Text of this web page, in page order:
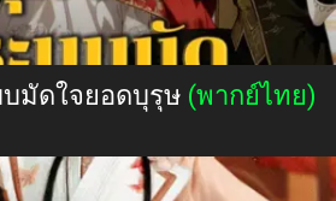
มัดใจยอดบุรุษ (พากย์ไทย)